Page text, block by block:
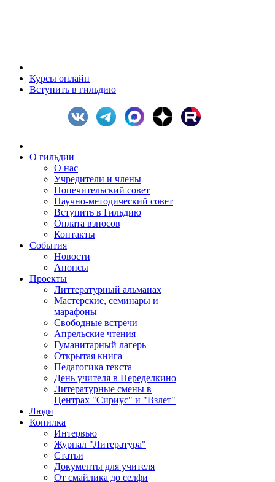
Курсы онлайн
Вступить в гильдию
О гильдии
О нас
Учредители и члены
Попечительский совет
Научно-методический совет
Вступить в Гильдию
Оплата взносов
Контакты
События
Новости
Анонсы
Проекты
Литтературный альманах
Мастерские, семинары и
марафоны
Свободные встречи
Апрельские чтения
Гуманитарный лагерь
Открытая книга
Педагогика текста
День учителя в Переделкино
Литературные смены в
Центрах "Сириус" и "Взлет"
Люди
Копилка
Интервью
Журнал "Литература"
Статьи
Документы для учителя
От смайлика до селфи